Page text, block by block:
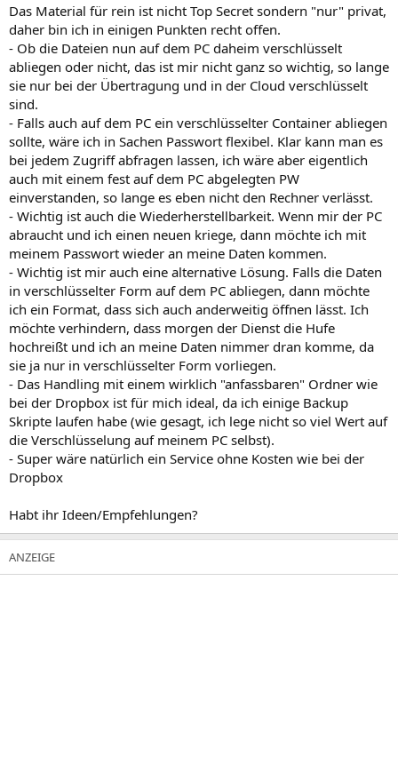
Das Material für rein ist nicht Top Secret sondern "nur" privat,
daher bin ich in einigen Punkten recht offen.
- Ob die Dateien nun auf dem PC daheim verschlüsselt
abliegen oder nicht, das ist mir nicht ganz so wichtig, so lange
sie nur bei der Übertragung und in der Cloud verschlüsselt
sind.
- Falls auch auf dem PC ein verschlüsselter Container abliegen
sollte, wäre ich in Sachen Passwort flexibel. Klar kann man es
bei jedem Zugriff abfragen lassen, ich wäre aber eigentlich
auch mit einem fest auf dem PC abgelegten PW
einverstanden, so lange es eben nicht den Rechner verlässt.
- Wichtig ist auch die Wiederherstellbarkeit. Wenn mir der PC
abraucht und ich einen neuen kriege, dann möchte ich mit
meinem Passwort wieder an meine Daten kommen.
- Wichtig ist mir auch eine alternative Lösung. Falls die Daten
in verschlüsselter Form auf dem PC abliegen, dann möchte
ich ein Format, dass sich auch anderweitig öffnen lässt. Ich
möchte verhindern, dass morgen der Dienst die Hufe
hochreißt und ich an meine Daten nimmer dran komme, da
sie ja nur in verschlüsselter Form vorliegen.
- Das Handling mit einem wirklich "anfassbaren" Ordner wie
bei der Dropbox ist für mich ideal, da ich einige Backup
Skripte laufen habe (wie gesagt, ich lege nicht so viel Wert auf
die Verschlüsselung auf meinem PC selbst).
- Super wäre natürlich ein Service ohne Kosten wie bei der
Dropbox
Habt ihr Ideen/Empfehlungen?